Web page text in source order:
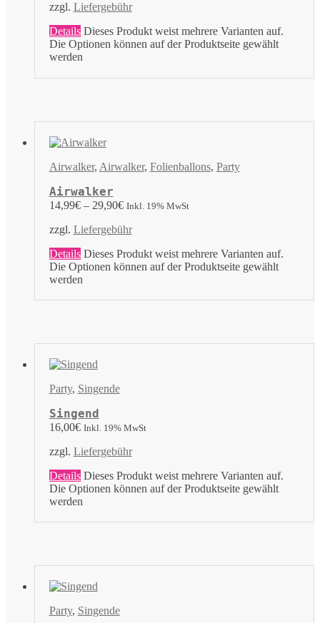
zzgl. Liefergebühr
Details Dieses Produkt weist mehrere Varianten auf.
Die Optionen können auf der Produktseite gewählt
werden
Airwalker, Airwalker, Folienballons, Party
Airwalker
14,99€– 29,90€ Inkl. 19% MwSt
zzgl. Liefergebühr
Details Dieses Produkt weist mehrere Varianten auf.
Die Optionen können auf der Produktseite gewählt
werden
Party, Singende
Singend
16,00€ Inkl. 19% MwSt
zzgl. Liefergebühr
Details Dieses Produkt weist mehrere Varianten auf.
Die Optionen können auf der Produktseite gewählt
werden
Party, Singende